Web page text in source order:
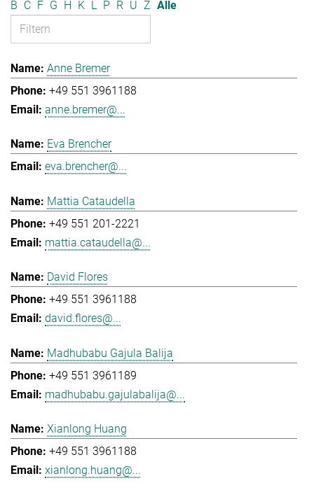
B C F G H K L P R U Z Alle
Anne Bremer
+49 551 3961188
anne.bremer@...
Eva Brencher
eva.brencher@...
Mattia Cataudella
+49 551 201-2221
mattia.cataudella@...
David Flores
+49 551 3961188
david.flores@...
Madhubabu Gajula Balija
+49 551 3961189
madhubabu.gajulabalija@...
Xianlong Huang
+49 551 3961188
xianlong.huang@...